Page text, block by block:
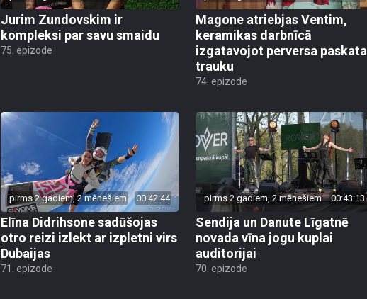
Jurim Zundovskim ir
kompleksi par savu smaidu
75. epizode
Magone atriebjas Ventim,
keramikas darbnīcā
izgatavojot perversa paskata
trauku
74. epizode
pirms 2 gadiem, 2 mēnešiem 00:42:44
Elīna Didrihsone sadūšojas
otro reizi izlekt ar izpletni virs
Dubaijas
71. epizode
pirms 2 gadiem, 2 mēnešiem 00:43:13
Sendija un Danute Līgatnē
novada vīna jogu kuplai
auditorijai
70. epizode